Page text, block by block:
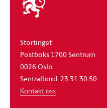
stortinget
Stortinget
Postboks 1700 Sentrum
0026 Oslo
Sentralbord: 23 31 30 50
Kontakt oss